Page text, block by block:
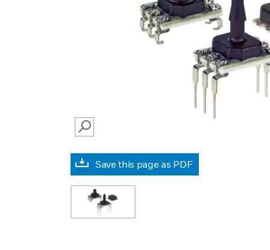
SEARCH
Save this page as PDF